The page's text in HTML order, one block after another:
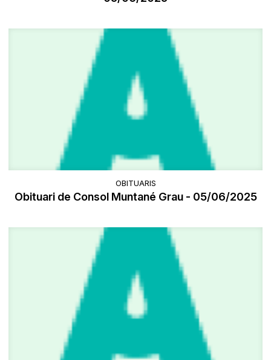
OBITUARIS
Obituari de Consol Muntané Grau - 05/06/2025